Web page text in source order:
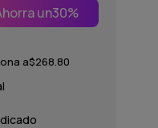
un30%
a$268.80